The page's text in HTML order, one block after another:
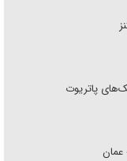
پاتریوت
عمان